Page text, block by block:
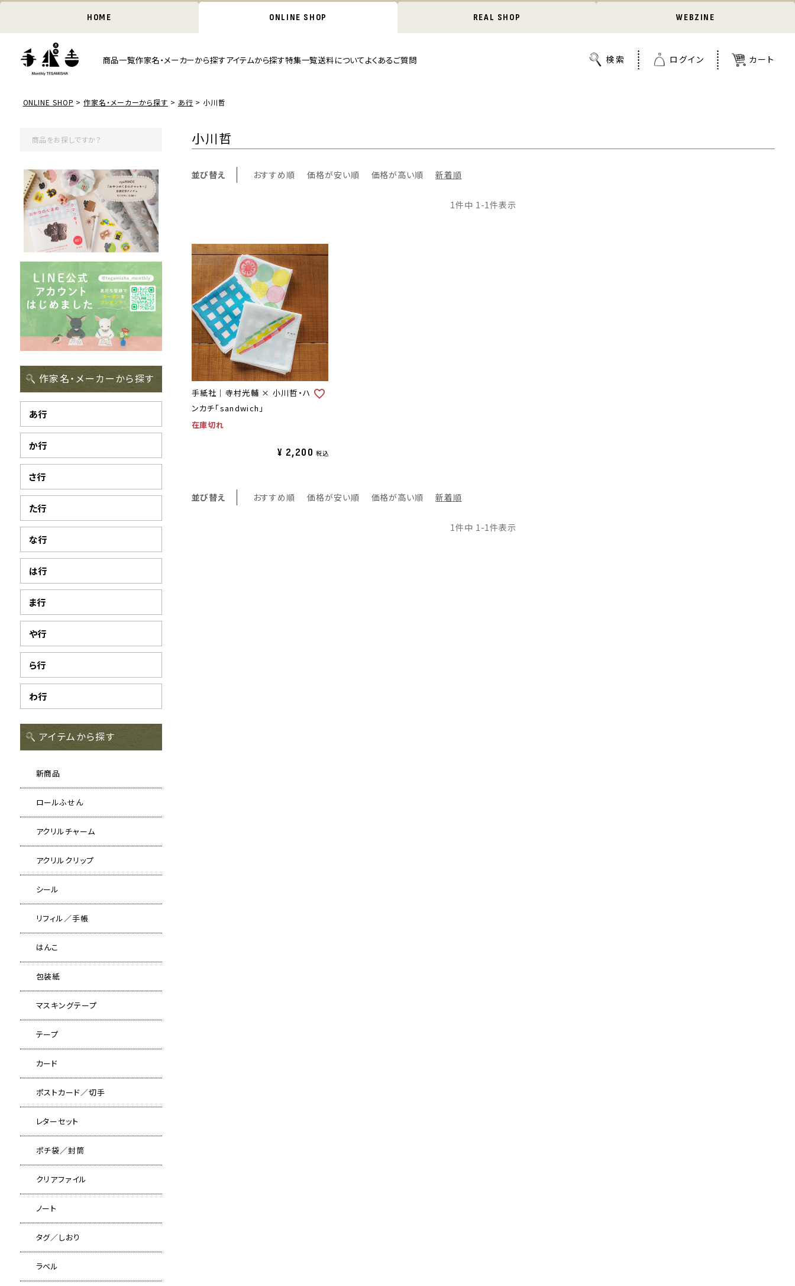
HOME ONLINE SHOP REAL SHOP WEBZINE
商品一覧作家名・メーカーから探すアイテムから探す特集一覧送料についてよくあるご質問
ONLINE SHOP 作家名・メーカーから探す あ行 小川哲
作家名・メーカーから探す
あ行
か行
さ行
た行
な行
は行
ま行
や行
ら行
わ行
アイテムから探す
新商品
ロールふせん
アクリルチャーム
アクリルクリップ
シール
リフィル／手帳
はんこ
包装紙
マスキングテープ
テープ
カード
ポストカード／切手
レターセット
ポチ袋／封筒
クリアファイル
ノート
タグ／しおり
ラベル
小川哲
並び替え おすすめ順 価格が安い順 価格が高い順 新着順
1件中 1-1件表示
手紙社｜寺村光輔 × 小川哲・ハ
ンカチ「sandwich」
在庫切れ
¥ 2,200 税込
並び替え おすすめ順 価格が安い順 価格が高い順 新着順
1件中 1-1件表示